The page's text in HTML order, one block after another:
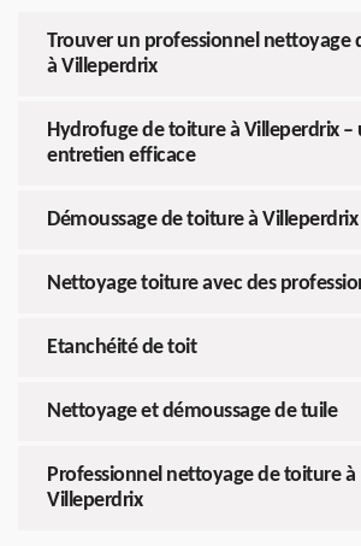
Trouver un professionnel nettoyage
à Villeperdrix
Hydrofuge de toiture à Villeperdrix –
entretien efficace
Démoussage de toiture à Villeperdrix
Nettoyage toiture avec des
Etanchéité de toit
Nettoyage et démoussage de tuile
Professionnel nettoyage de toiture à
Villeperdrix